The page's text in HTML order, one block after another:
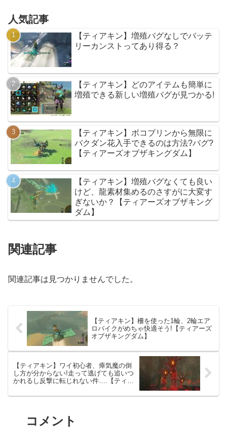
人気記事
【ティアキン】増殖バグなしでバッテ
リーカンストってあり得る？
【ティアキン】どのアイテムも簡単に
増殖できる新しい増殖バグが見つかる!
【ティアキン】ボコブリンから無限に
バクダン花入手できるのは方法?バグ?
【ティアーズオブザキングダム】
【ティアキン】増殖バグなくても良い
けど、龍素材集めるのさすがに大変す
ぎないか？【ティアーズオブザキング
ダム】
関連記事
関連記事は見つかりませんでした。
【ティアキン】柵を使った1輪、2輪エア
ロバイクがめちゃ快適そう!【ティアーズ
オブザキングダム】
【ティアキン】ワイ初心者、瘴気魔の倒
し方が分からない!走って逃げても追いつ
かれるし反撃に転じれない件….【ティア
コメント